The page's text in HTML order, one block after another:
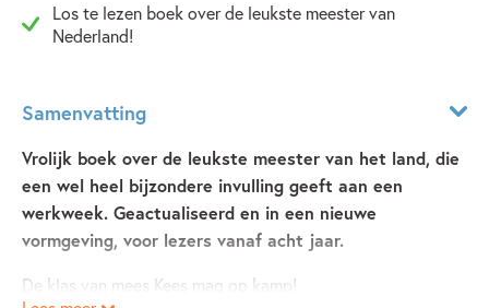
Los te lezen boek over de leukste meester van
Nederland!
Samenvatting
Vrolijk boek over de leukste meester van het land, die
een wel heel bijzondere invulling geeft aan een
werkweek. Geactualiseerd en in een nieuwe
vormgeving, voor lezers vanaf acht jaar.
De klas van mees Kees mag op kamp!